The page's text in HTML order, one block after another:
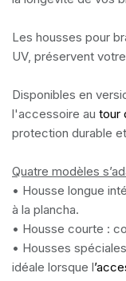
Les housses pour
UV, préservent
Disponibles en
l'accessoire au tour
protection durable
Quatre modèles
• Housse longue
à la plancha.
• Housse courte :
• Housses
idéale lorsque l